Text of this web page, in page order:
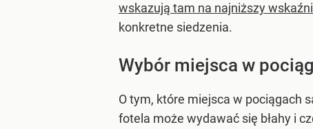
wskazują tam na najniższy
konkretne siedzenia.
Wybór miejsca w
O tym, które miejsca w pociągach
fotela może wydawać się błahy i